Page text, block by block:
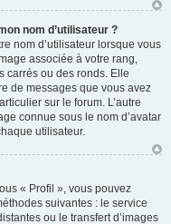
nom d’utilisateur ?
nom d’utilisateur lorsque vous
associée à votre rang,
carrés ou des ronds. Elle
de messages que vous avez
sur le forum. L’autre
connue sous le nom d’avatar
utilisateur.
« Profil », vous pouvez
suivantes : le service
ou le transfert d’images